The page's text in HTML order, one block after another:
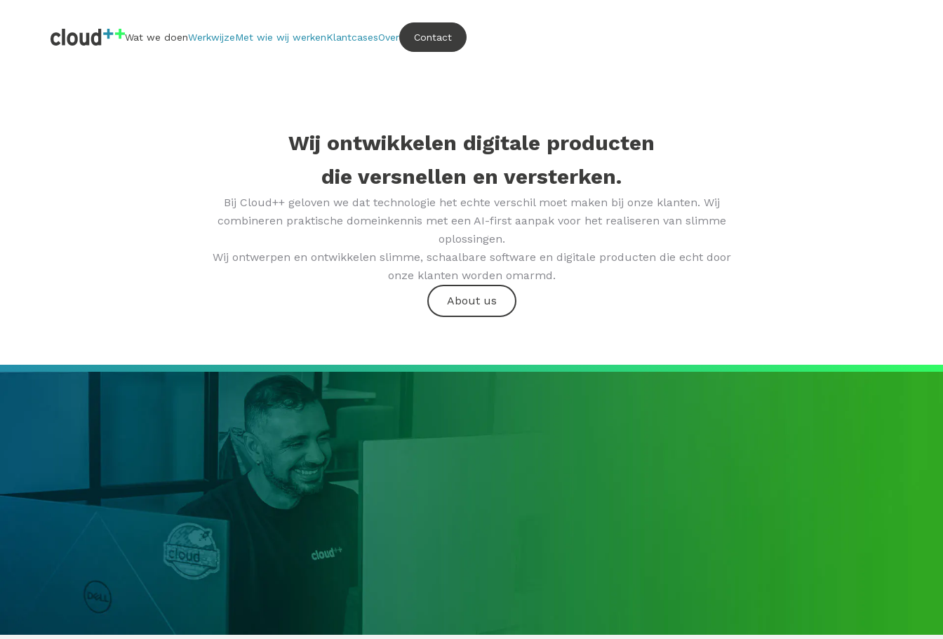
Wat we doenWerkwijzeMet wie wij werkenKlantcasesOver Contact
Wij ontwikkelen digitale producten
die versnellen en versterken.
Bij Cloud++ geloven we dat technologie het echte verschil moet maken bij onze klanten. Wij
combineren praktische domeinkennis met een AI-first aanpak voor het realiseren van slimme
oplossingen.
Wij ontwerpen en ontwikkelen slimme, schaalbare software en digitale producten die echt door
onze klanten worden omarmd.
About us